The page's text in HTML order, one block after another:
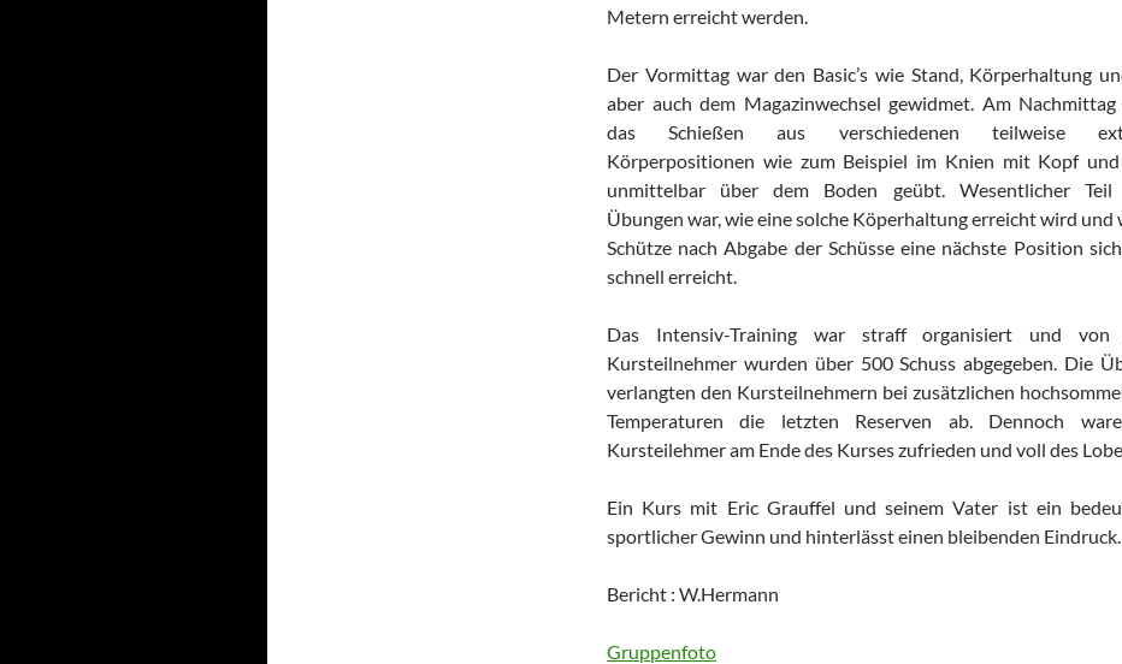
Metern erreicht werden.
Der Vormittag war den Basic’s wie Stand, Körperhaltung
aber auch dem Magazinwechsel gewidmet. Am
das Schießen aus verschiedenen teilweise
Körperpositionen wie zum Beispiel im Knien mit Kopf
unmittelbar über dem Boden geübt. Wesentlicher Teil
Übungen war, wie eine solche Köperhaltung erreicht wird und
Schütze nach Abgabe der Schüsse eine nächste Position
schnell erreicht.
Das Intensiv-Training war straff organisiert und von
Kursteilnehmer wurden über 500 Schuss abgegeben. Die
verlangten den Kursteilnehmern bei zusätzlichen
Temperaturen die letzten Reserven ab. Dennoch
Kursteilehmer am Ende des Kurses zufrieden und voll des
Ein Kurs mit Eric Grauffel und seinem Vater ist ein
sportlicher Gewinn und hinterlässt einen bleibenden Eindruck.
Bericht : W.Hermann
Gruppenfoto